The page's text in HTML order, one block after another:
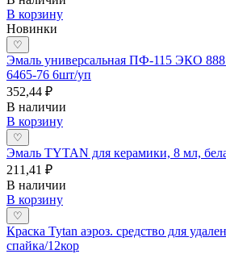
В корзину
Новинки
♡
Эмаль универсальная ПФ-115 ЭКО
6465-76 6шт/уп
352,44 ₽
В наличии
В корзину
♡
Эмаль TYTAN для керамики, 8 мл,
211,41 ₽
В наличии
В корзину
♡
Краска Tytan аэроз. средство для
спайка/12кор